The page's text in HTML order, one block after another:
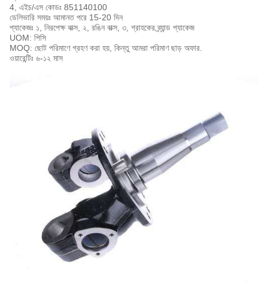
4, এইচ/এস কোডঃ 851140100
ডেলিভারি সময়ঃ আমানত পরে 15-20 দিন
প্যাকেজঃ ১, নিরপেক্ষ বাক্স, ২, রঙিন বাক্স, ৩, গ্রাহকের ব্র্যান্ড প্যাকেজ
UOM: পিসি
MOQ: ছোট পরিমাণে গ্রহণ করা হয়, কিন্তু আমরা পরিমাণ ছাড় অফার.
ওয়ারেন্টিঃ ৬-১২ মাস